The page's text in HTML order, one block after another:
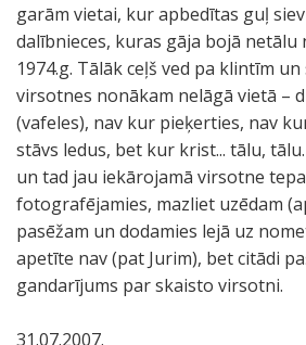
garām vietai, kur apbedītas guļ
dalībnieces, kuras gāja bojā netālu
1974.g. Tālāk ceļš ved pa klintīm
virsotnes nonākam nelāgā vietā –
(vafeles), nav kur pieķerties, nav
stāvs ledus, bet kur krist... tālu,
un tad jau iekārojamā virsotne
fotografējamies, mazliet uzēdam
pasēžam un dodamies lejā uz
apetīte nav (pat Jurim), bet citādi
gandarījums par skaisto virsotni.
31.07.2007.